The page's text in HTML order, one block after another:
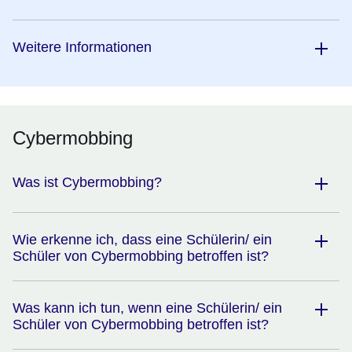
Weitere Informationen
Cybermobbing
Was ist Cybermobbing?
Wie erkenne ich, dass eine Schülerin/ ein
Schüler von Cybermobbing betroffen ist?
Was kann ich tun, wenn eine Schülerin/ ein
Schüler von Cybermobbing betroffen ist?